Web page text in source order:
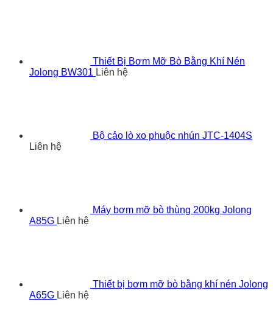
Thiết Bị Bơm Mỡ Bò Bằng Khí Nén
Jolong BW301 Liên hệ
Bộ cảo lò xo phuộc nhún JTC-1404S
Liên hệ
Máy bơm mỡ bò thùng 200kg Jolong
A85G Liên hệ
Thiết bị bơm mỡ bò bằng khí nén Jolong
A65G Liên hệ